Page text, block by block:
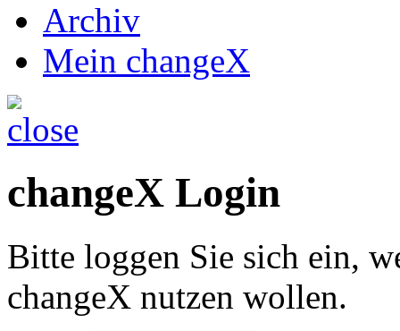
Archiv
Mein changeX
changeX Login
Bitte loggen Sie sich ein,
changeX nutzen wollen.